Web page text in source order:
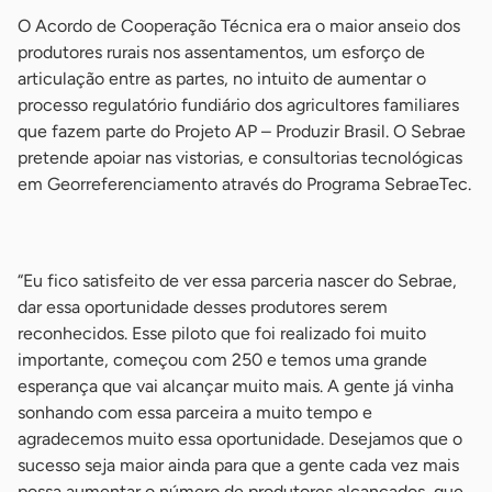
O Acordo de Cooperação Técnica era o maior anseio dos
produtores rurais nos assentamentos, um esforço de
articulação entre as partes, no intuito de aumentar o
processo regulatório fundiário dos agricultores familiares
que fazem parte do Projeto AP – Produzir Brasil. O Sebrae
pretende apoiar nas vistorias, e consultorias tecnológicas
em Georreferenciamento através do Programa SebraeTec.
“Eu fico satisfeito de ver essa parceria nascer do Sebrae,
dar essa oportunidade desses produtores serem
reconhecidos. Esse piloto que foi realizado foi muito
importante, começou com 250 e temos uma grande
esperança que vai alcançar muito mais. A gente já vinha
sonhando com essa parceira a muito tempo e
agradecemos muito essa oportunidade. Desejamos que o
sucesso seja maior ainda para que a gente cada vez mais